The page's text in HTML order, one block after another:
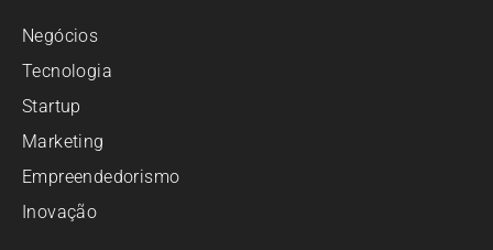
Negócios
Tecnologia
Startup
Marketing
Empreendedorismo
Inovação